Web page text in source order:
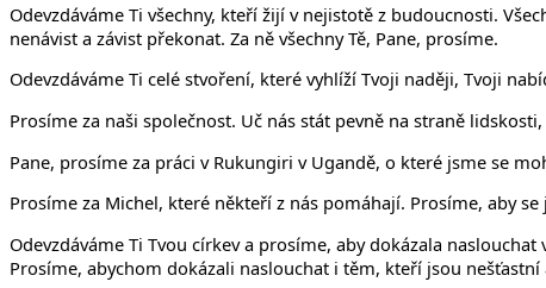
Odevzdáváme Ti všechny, kteří žijí v nejistotě z budoucnosti.
nenávist a závist překonat. Za ně všechny Tě, Pane, prosíme.
Odevzdáváme Ti celé stvoření, které vyhlíží Tvoji naději, Tvoji
Prosíme za naši společnost. Uč nás stát pevně na straně
Pane, prosíme za práci v Rukungiri v Ugandě, o které jsme se
Prosíme za Michel, které někteří z nás pomáhají. Prosíme, aby
Odevzdáváme Ti Tvou církev a prosíme, aby dokázala
Prosíme, abychom dokázali naslouchat i těm, kteří jsou